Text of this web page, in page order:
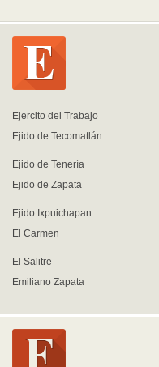
Ejercito del Trabajo
Ejido de Tecomatlán
Ejido de Tenería
Ejido de Zapata
Ejido Ixpuichapan
El Carmen
El Salitre
Emiliano Zapata